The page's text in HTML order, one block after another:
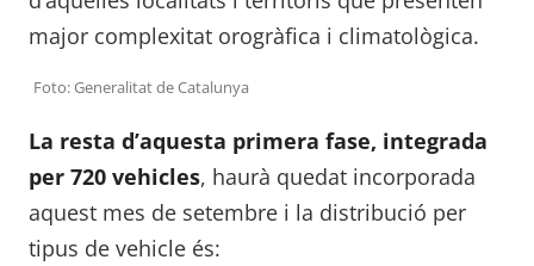
major complexitat orogràfica i climatològica.
Foto: Generalitat de Catalunya
La resta d’aquesta primera fase, integrada
per 720 vehicles, haurà quedat incorporada
aquest mes de setembre i la distribució per
tipus de vehicle és: